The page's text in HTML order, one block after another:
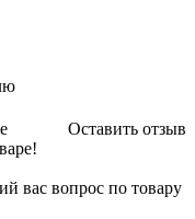
Оставить отзыв
вас вопрос по товару